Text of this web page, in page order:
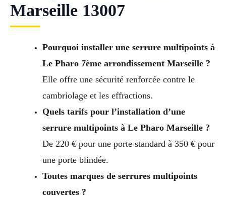
Marseille 13007
Pourquoi installer une serrure multipoints à
Le Pharo 7ème arrondissement Marseille ?
Elle offre une sécurité renforcée contre le
cambriolage et les effractions.
Quels tarifs pour l’installation d’une
serrure multipoints à Le Pharo Marseille ?
De 220 € pour une porte standard à 350 € pour
une porte blindée.
Toutes marques de serrures multipoints
couvertes ?